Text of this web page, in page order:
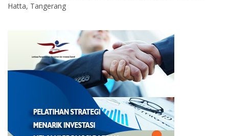
Hatta, Tangerang